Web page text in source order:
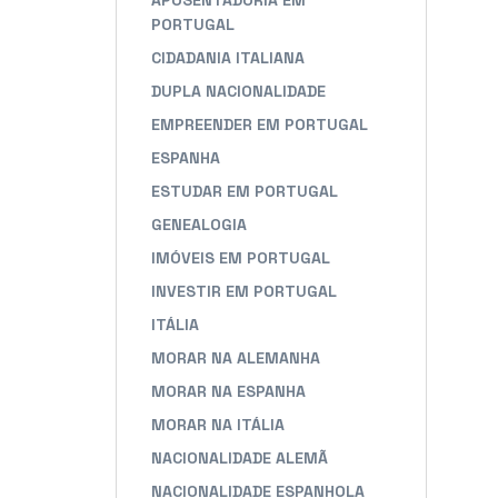
PORTUGAL
CIDADANIA ITALIANA
DUPLA NACIONALIDADE
EMPREENDER EM PORTUGAL
ESPANHA
ESTUDAR EM PORTUGAL
GENEALOGIA
IMÓVEIS EM PORTUGAL
INVESTIR EM PORTUGAL
ITÁLIA
MORAR NA ALEMANHA
MORAR NA ESPANHA
MORAR NA ITÁLIA
NACIONALIDADE ALEMÃ
NACIONALIDADE ESPANHOLA